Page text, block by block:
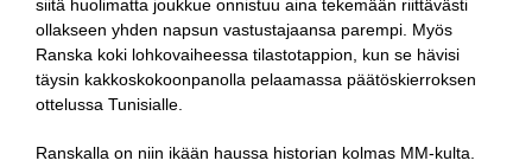
siitä huolimatta joukkue onnistuu aina tekemään riittävästi
ollakseen yhden napsun vastustajaansa parempi. Myös
Ranska koki lohkovaiheessa tilastotappion, kun se hävisi
täysin kakkoskokoonpanolla pelaamassa päätöskierroksen
ottelussa Tunisialle.
Ranskalla on niin ikään haussa historian kolmas MM-kulta.